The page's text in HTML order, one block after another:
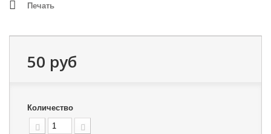
Печать
50 руб
Количество